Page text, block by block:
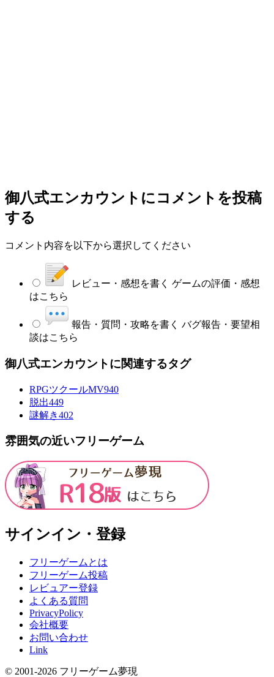
御八式エンカウント にコメントを投稿
する
コメント内容を以下から選択してください
レビュー・感想を書く ゲームの評価・感想
はこちら
報告・質問・攻略を書く バグ報告・要望相
談はこちら
御八式エンカウントに関連するタグ
RPGツクールMV940
脱出449
謎解き402
雰囲気の近いフリーゲーム
サインイン・登録
フリーゲームとは
フリーゲーム投稿
レビュアー登録
よくある質問
PrivacyPolicy
会社概要
お問い合わせ
Link
© 2001-2026 フリーゲーム夢現